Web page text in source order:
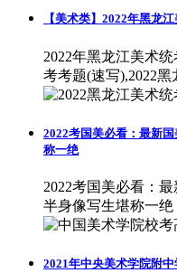
【美术类】2022年黑龙
2022年黑龙江美术
考考题(速写),2022黑
2022考国美必看：最新
称一绝
2022考国美必看：
半身像写生堪称一绝
2021年中央美术学院附